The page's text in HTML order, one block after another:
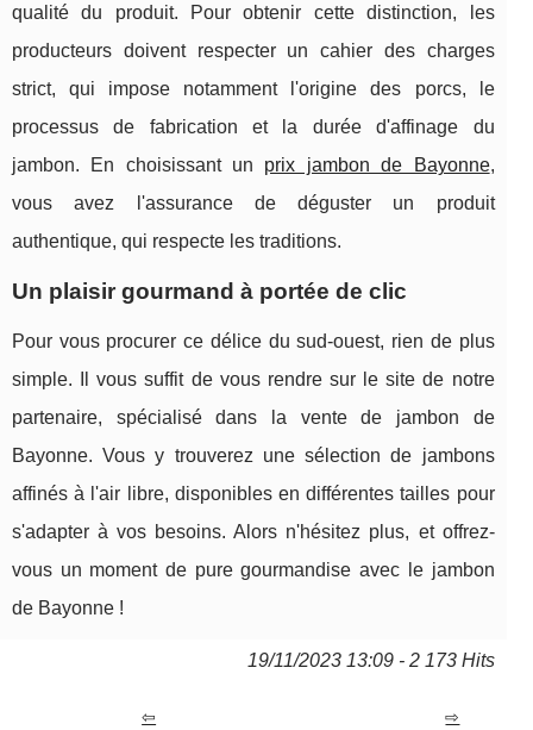
qualité du produit. Pour obtenir cette distinction, les
producteurs doivent respecter un cahier des charges
strict, qui impose notamment l'origine des porcs, le
processus de fabrication et la durée d'affinage du
jambon. En choisissant un prix jambon de Bayonne,
vous avez l'assurance de déguster un produit
authentique, qui respecte les traditions.
Un plaisir gourmand à portée de clic
Pour vous procurer ce délice du sud-ouest, rien de plus
simple. Il vous suffit de vous rendre sur le site de notre
partenaire, spécialisé dans la vente de jambon de
Bayonne. Vous y trouverez une sélection de jambons
affinés à l'air libre, disponibles en différentes tailles pour
s'adapter à vos besoins. Alors n'hésitez plus, et offrez-
vous un moment de pure gourmandise avec le jambon
de Bayonne !
19/11/2023 13:09 - 2 173 Hits